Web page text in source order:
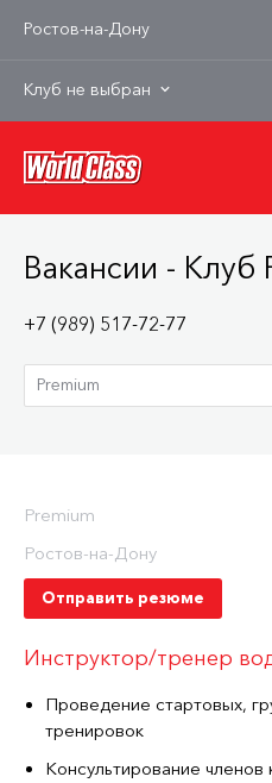
Ростов-на-Дону
Клуб не выбран
Вакансии - Клуб
+7 (989) 517-72-77
Premium
Ростов-на-Дону
Отправить резюме
Инструктор/тренер
Проведение стартовых,
тренировок
Консультирование